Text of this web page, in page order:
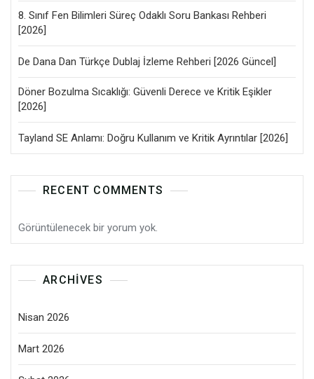
8. Sınıf Fen Bilimleri Süreç Odaklı Soru Bankası Rehberi
[2026]
De Dana Dan Türkçe Dublaj İzleme Rehberi [2026 Güncel]
Döner Bozulma Sıcaklığı: Güvenli Derece ve Kritik Eşikler
[2026]
Tayland SE Anlamı: Doğru Kullanım ve Kritik Ayrıntılar [2026]
RECENT COMMENTS
Görüntülenecek bir yorum yok.
ARCHIVES
Nisan 2026
Mart 2026